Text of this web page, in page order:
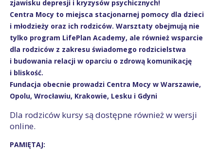
zjawisku depresji i kryzysów psychicznych!
Centra Mocy to miejsca stacjonarnej pomocy dla dzieci
i młodzieży oraz ich rodziców. Warsztaty obejmują nie
tylko program LifePlan Academy, ale również wsparcie
dla rodziców z zakresu świadomego rodzicielstwa
i budowania relacji w oparciu o zdrową komunikację
i bliskość.
Fundacja obecnie prowadzi Centra Mocy w Warszawie,
Opolu, Wrocławiu, Krakowie, Lesku i Gdyni
Dla rodziców kursy są dostępne również w wersji
online.
PAMIĘTAJ: